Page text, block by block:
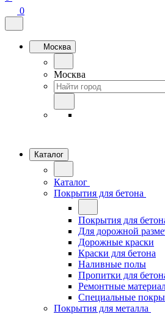
0
Москва
Москва
Каталог
Каталог
Покрытия для бетона
Покрытия для
Для дорожной
Дорожные краски
Краски для бетона
Наливные полы
Пропитки для
Ремонтные
Специальные
Покрытия для металла